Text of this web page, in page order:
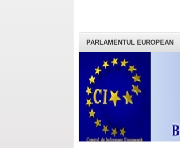
PARLAMENTUL EUROPEAN